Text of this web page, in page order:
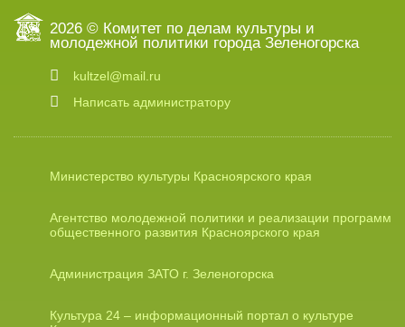
2026 © Комитет по делам культуры и
молодежной политики города Зеленогорска
kultzel@mail.ru
Написать администратору
Министерство культуры Красноярского края
Агентство молодежной политики и реализации программ
общественного развития Красноярского края
Администрация ЗАТО г. Зеленогорска
Культура 24 – информационный портал о культуре